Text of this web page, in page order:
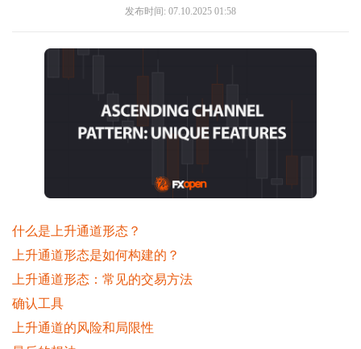
发布时间: 07.10.2025 01:58
什么是上升通道形态？
上升通道形态是如何构建的？
上升通道形态：常见的交易方法
确认工具
上升通道的风险和局限性